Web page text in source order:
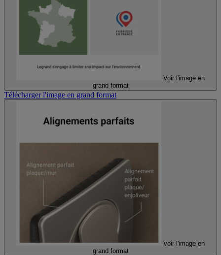
Voir l'image en
grand format
Télécharger l'image en grand format
Voir l'image en
grand format